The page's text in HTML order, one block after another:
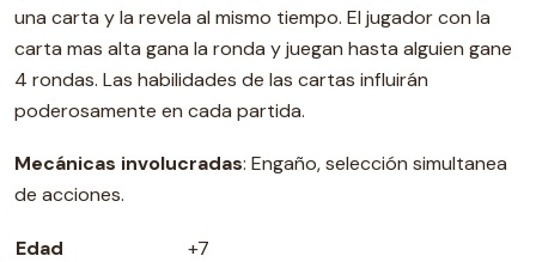
una carta y la revela al mismo tiempo. El jugador con la
carta mas alta gana la ronda y juegan hasta alguien gane
4 rondas. Las habilidades de las cartas influirán
poderosamente en cada partida.
Mecánicas involucradas: Engaño, selección simultanea
de acciones.
Edad
+7